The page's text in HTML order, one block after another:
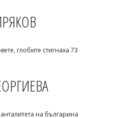
вече има близо 338
глобите стигнаха 73
на българина